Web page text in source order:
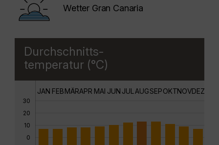
Wetter Gran Canaria
Durchschnitts-
temperatur (°C)
30
20
10
0
JAN FEBMÄRAPR MAI JUN JUL AUGSEPOKTNOVDEZ